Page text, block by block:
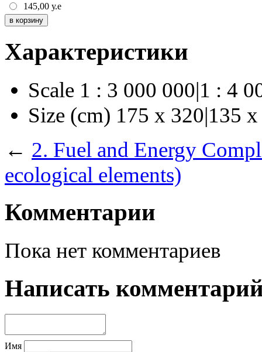
145,00 у.е
Характеристики
Scale 1 : 3 000 000|1 : 4
Size (cm) 175 х 320|135
← 2. Fuel and Energy
ecological elements)
Комментарии
Пока нет комментариев
Написать
Имя